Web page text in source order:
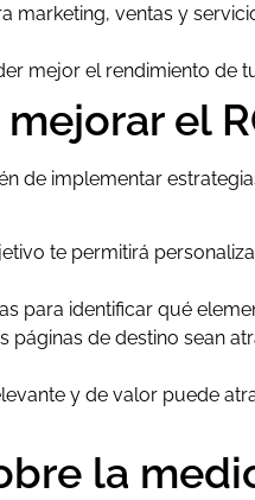
marketing, ventas y
mejor el rendimiento de
el
de implementar
te permitirá
para identificar qué
páginas de destino sean
y de valor puede
la